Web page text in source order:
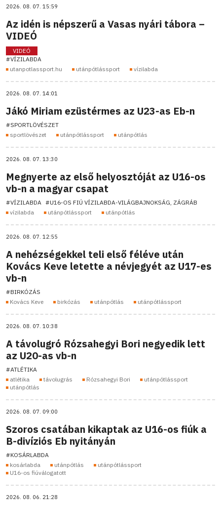
2026. 08. 07. 15:59
Az idén is népszerű a Vasas nyári tábora –
VIDEÓ
VIDEÓ
#VÍZILABDA
utanpotlassport.hu
utánpótlássport vízilabda
2026. 08. 07. 14:01
Jákó Miriam ezüstérmes az U23-as Eb-n
#SPORTLÖVÉSZET
sportlövészet
utánpótlássport utánpótlás
2026. 08. 07. 13:30
Megnyerte az első helyosztóját az U16-os
vb-n a magyar csapat
#VÍZILABDA #U16-OS FIÚ VÍZILABDA-VILÁGBAJNOKSÁG, ZÁGRÁB
vízilabda
utánpótlássport utánpótlás
2026. 08. 07. 12:55
A nehézségekkel teli első féléve után
Kovács Keve letette a névjegyét az U17-es
vb-n
#BIRKÓZÁS
Kovács Keve
birkózás utánpótlás utánpótlássport
2026. 08. 07. 10:38
A távolugró Rózsahegyi Bori negyedik lett
az U20-as vb-n
#ATLÉTIKA
atlétika
távolugrás Rózsahegyi Bori
utánpótlássport
utánpótlás
2026. 08. 07. 09:00
Szoros csatában kikaptak az U16-os fiúk a
B-divíziós Eb nyitányán
#KOSÁRLABDA
kosárlabda
utánpótlás
utánpótlássport
U16-os fiúválogatott
2026. 08. 06. 21:28